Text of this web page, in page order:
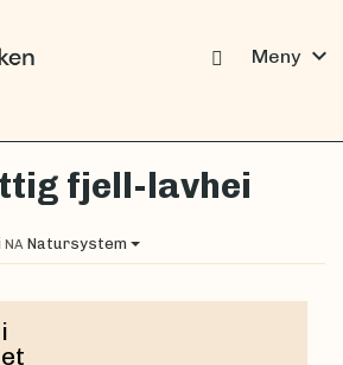
Meny expand_more
fjell-lavhei
NA Natursystem